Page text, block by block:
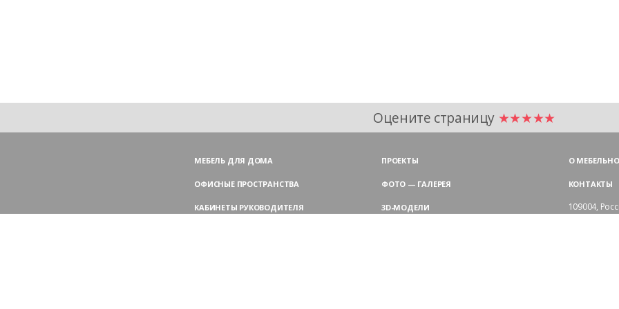
Оцените страницу ★★★★★
МЕБЕЛЬ ДЛЯ ДОМА
ОФИСНЫЕ ПРОСТРАНСТВА
КАБИНЕТЫ РУКОВОДИТЕЛЯ
ПРОЕКТЫ
ФОТО — ГАЛЕРЕЯ
3D-МОДЕЛИ
О
КОНТАКТЫ
109004,